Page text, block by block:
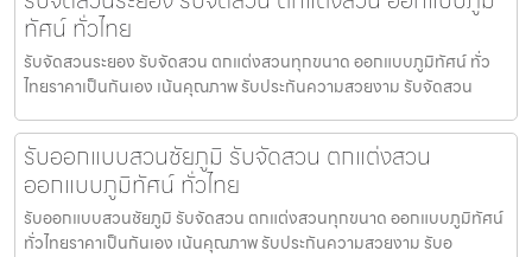
ทัศน์ ทั่วไทย
รับจัดสวนระยอง รับจัดสวน ตกแต่งสวนทุกขนาด ออกแบบภูมิทัศน์ ทั่ว
ไทยราคาเป็นกันเอง เน้นคุณภาพ รับประกันความสวยงาม รับจัดสวน
รับออกแบบสวนชัยภูมิ รับจัดสวน ตกแต่งสวน
ออกแบบภูมิทัศน์ ทั่วไทย
รับออกแบบสวนชัยภูมิ รับจัดสวน ตกแต่งสวนทุกขนาด ออกแบบภูมิทัศน์
ทั่วไทยราคาเป็นกันเอง เน้นคุณภาพ รับประกันความสวยงาม รับอ